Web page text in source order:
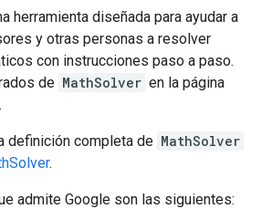
herramienta diseñada para ayudar a
y otras personas a resolver
con instrucciones paso a paso.
de MathSolver en la página
definición completa de MathSolver
.
admite Google son las siguientes: